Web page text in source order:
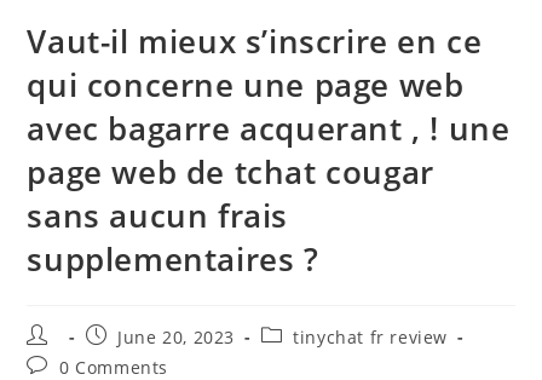
Vaut-il mieux s’inscrire en ce
qui concerne une page web
avec bagarre acquerant , ! une
page web de tchat cougar
sans aucun frais
supplementaires ?
Post
author:
Post
published:
June 20, 2023
Posttinychat fr review
Post0 Comments